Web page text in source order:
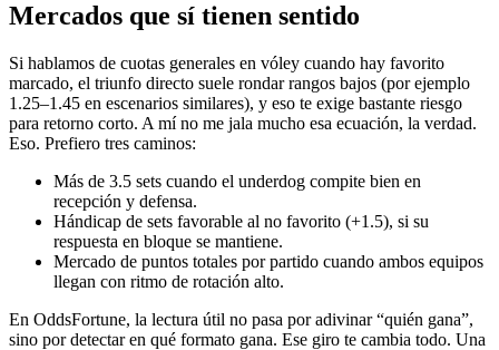
Mercados que sí tienen sentido
Si hablamos de cuotas generales en vóley cuando hay favorito
marcado, el triunfo directo suele rondar rangos bajos (por ejemplo
1.25–1.45 en escenarios similares), y eso te exige bastante riesgo
para retorno corto. A mí no me jala mucho esa ecuación, la verdad.
Eso. Prefiero tres caminos:
Más de 3.5 sets cuando el underdog compite bien en
recepción y defensa.
Hándicap de sets favorable al no favorito (+1.5), si su
respuesta en bloque se mantiene.
Mercado de puntos totales por partido cuando ambos equipos
llegan con ritmo de rotación alto.
En OddsFortune, la lectura útil no pasa por adivinar “quién gana”,
sino por detectar en qué formato gana. Ese giro te cambia todo. Una